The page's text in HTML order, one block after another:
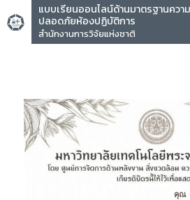
แบบเรียนออนไลน์ด้านมาตรฐานความ
ปลอดภัยห้องปฏิบัติการ
สำนักงานการวิจัยแห่งชาติ
คุณ